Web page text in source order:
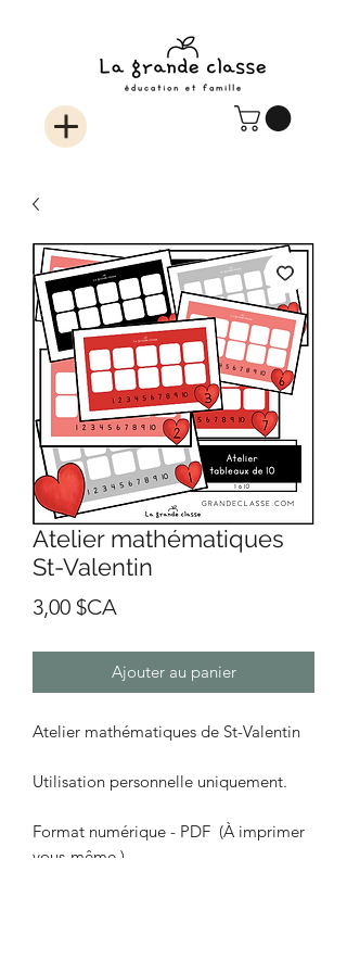
Atelier mathématiques
St-Valentin
3,00 $CA
Ajouter au panier
Atelier mathématiques de St-Valentin
Utilisation personnelle uniquement.
Format numérique - PDF (À imprimer
vous-même.)